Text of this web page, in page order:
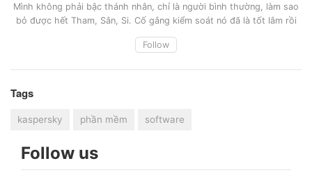
Mình không phải bậc thánh nhân, chỉ là người bình thường, làm sao
bỏ được hết Tham, Sân, Si. Cố gắng kiểm soát nó đã là tốt lắm rồi
Follow
Tags
kaspersky phần mềm software
Follow us